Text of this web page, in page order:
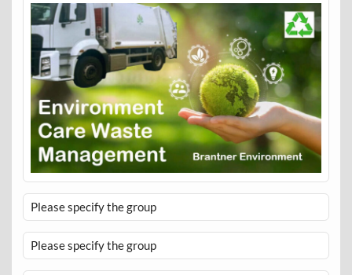
Please specify the group
Please specify the group